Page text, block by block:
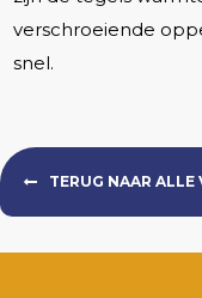
verschroeiende
snel.
TERUG NAAR ALLE